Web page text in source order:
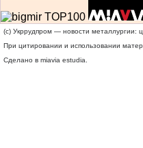
(c) Укррудпром — новости металлургии:
При цитировании и использовании
Сделано в miavia estudia.